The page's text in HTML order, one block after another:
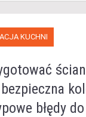
KUCHNI
błędy do